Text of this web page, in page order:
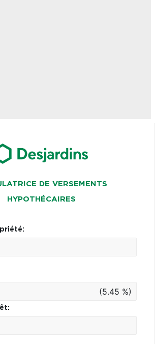
DE VERSEMENTS
HYPOTHÉCAIRES
(5.45 %)